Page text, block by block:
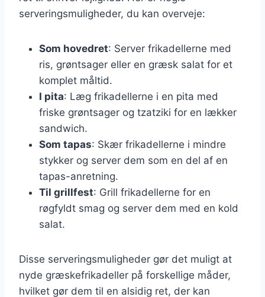
serveringsmuligheder, du kan overveje:
Som hovedret: Server frikadellerne med
ris, grøntsager eller en græsk salat for et
komplet måltid.
I pita: Læg frikadellerne i en pita med
friske grøntsager og tzatziki for en lækker
sandwich.
Som tapas: Skær frikadellerne i mindre
stykker og server dem som en del af en
tapas-anretning.
Til grillfest: Grill frikadellerne for en
røgfyldt smag og server dem med en kold
salat.
Disse serveringsmuligheder gør det muligt at
nyde græskefrikadeller på forskellige måder,
hvilket gør dem til en alsidig ret, der kan